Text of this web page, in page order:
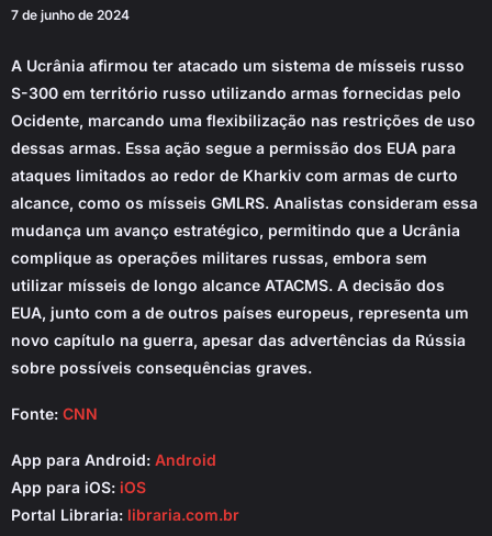
7 de junho de 2024
A Ucrânia afirmou ter atacado um sistema de mísseis russo
S-300 em território russo utilizando armas fornecidas pelo
Ocidente, marcando uma flexibilização nas restrições de uso
dessas armas. Essa ação segue a permissão dos EUA para
ataques limitados ao redor de Kharkiv com armas de curto
alcance, como os mísseis GMLRS. Analistas consideram essa
mudança um avanço estratégico, permitindo que a Ucrânia
complique as operações militares russas, embora sem
utilizar mísseis de longo alcance ATACMS. A decisão dos
EUA, junto com a de outros países europeus, representa um
novo capítulo na guerra, apesar das advertências da Rússia
sobre possíveis consequências graves.
Fonte: CNN
App para Android: Android
App para iOS: iOS
Portal Libraria: libraria.com.br